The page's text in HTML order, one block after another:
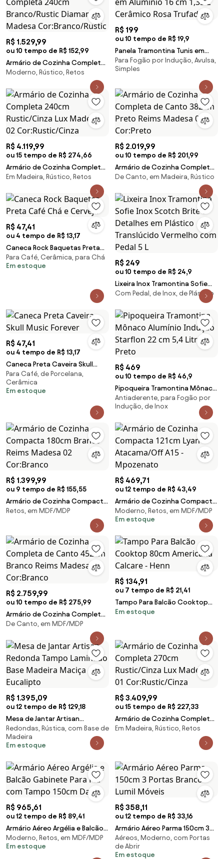
R$ 1.529,99
ou 10 tempo de R$ 152,99
Armário de Cozinha Completa
240cm Branco/Rustic
Cor:Branco/Rustic
Moderno, Rústico, Retos
R$ 199
ou 10 tempo de R$ 19,9
Panela Tramontina Tunis em
Alumínio 16 cm 1,35 L Cerâmico
Rosa Trufado
Para Fogão por Indução, Avulsa,
Simples
R$ 4.119,99
ou 15 tempo de R$ 274,66
Armário de Cozinha Completa
240cm Rustic/Cinza Lux
Madesa 02 Cor:Rustic/Cinza
Em Madeira, Rústico, Retos
R$ 2.019,99
ou 10 tempo de R$ 201,99
Armário de Cozinha Completa
de Canto 382cm Preto Reims
De Canto, em Madeira, Rústico
R$ 47,41
ou 4 tempo de R$ 13,17
Caneca Rock Baquetas Preta
Café Chá e Cerveja
Para Café, Cerâmica, para Chá
Em estoque
R$ 249
ou 10 tempo de R$ 24,9
Lixeira Inox Tramontina Sofie
Inox Scotch Brite e Detalhes
Vermelho com Pedal 5 L
Com Pedal, de Inox, de Plástico
R$ 47,41
ou 4 tempo de R$ 13,17
Caneca Preta Caveira Skull
Music Forever
Para Café, de Porcelana,
Cerâmica
Em estoque
R$ 469
ou 10 tempo de R$ 46,9
Pipoqueira Tramontina Mônaco
Alumínio Indução Starflon 22
cm 5,4 Litros Preto
Antiaderente, para Fogão por
Indução, de Inox
R$ 1.399,99
ou 9 tempo de R$ 155,55
Armário de Cozinha Compacta
180cm Branco Reims Madesa 02
Retos, em MDF/MDP
R$ 469,71
ou 12 tempo de R$ 43,49
Armário de Cozinha Compacta
121cm Lyan Atacama/Off A15 -
Mpozenato
Moderno, Retos, em MDF/MDP
Em estoque
R$ 2.759,99
ou 10 tempo de R$ 275,99
Armário de Cozinha Completa
de Canto 452cm Branco Reims
De Canto, em MDF/MDP
R$ 134,91
ou 7 tempo de R$ 21,41
Tampo Para Balcão Cooktop
80cm Americana Calcare - Henn
Em estoque
R$ 1.395,09
ou 12 tempo de R$ 129,18
Mesa de Jantar Artisan
Redonda Tampo Laminado Base
Madeira Maciça Eucalipto
Redondas, Rústica, com Base de
Madeira
Em estoque
R$ 3.409,99
ou 15 tempo de R$ 227,33
Armário de Cozinha Completa
270cm Rustic/Cinza Lux
Madesa 01 Cor:Rustic/Cinza
Em Madeira, Rústico, Retos
R$ 965,61
ou 12 tempo de R$ 89,41
Armário Aéreo Argélia e Balcão
Gabinete Para Pia com Tampo
150cm Dakot
Moderno, Retos, em MDF/MDP
Em estoque
R$ 358,11
ou 12 tempo de R$ 33,16
Armário Aéreo Parma 150cm 3
Portas Branco - Lumil Móveis
Aéreos, Moderno, com Portas
de Abrir
Em estoque